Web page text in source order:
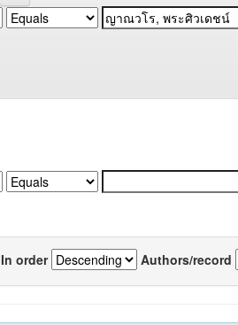
In order Authors/record